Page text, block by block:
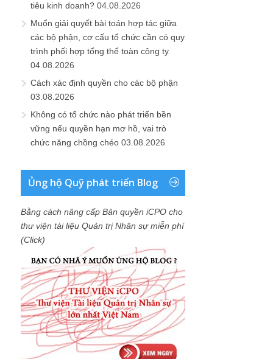
tiêu kinh doanh? 04.08.2026
Muốn giải quyết bài toán hợp tác giữa
các bộ phận, cơ cấu tổ chức cần có quy
trình phối hợp tổng thể toàn công ty
04.08.2026
Cách xác định quyền cho các bộ phận
03.08.2026
Không có tổ chức nào phát triển bền
vững nếu quyền hạn mơ hồ, vai trò
chức năng chồng chéo 03.08.2026
Ủng hộ Quỹ phát triển Blog
Bằng cách nâng cấp Bản quyền iCPO cho
thư viện tài liệu Quản trị Nhân sự miễn phí
(Click)